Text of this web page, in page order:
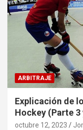
ARBITRAJE
Explicación de
Hockey (Parte 3
octubre 12, 2023